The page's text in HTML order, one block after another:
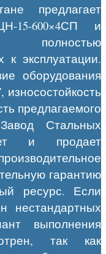
предлагает
15-600×4СП и
полностью
к эксплуатации.
оборудования
предлагаемого
Стальных
и продает
гарантию
ресурс. Если
нестандартных
выполнения
так как